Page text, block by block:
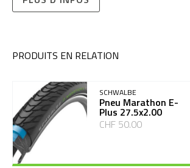
PRODUITS EN RELATION
SCHWALBE
Pneu Marathon E-
Plus 27.5x2.00
CHF 50.00